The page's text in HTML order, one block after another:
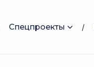
Спецпроекты